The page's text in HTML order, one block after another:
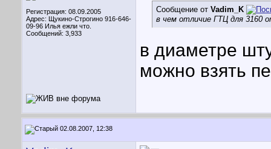
Регистрация: 08.09.2005
Адрес: Щукино-Строгино 916-646-
09-96 Илья ежли что.
Сообщений: 3,933
Сообщение от Vadim_K
в чем отличие ГТЦ для 3160
в диаметре
можно взять
02.08.2007, 12:38